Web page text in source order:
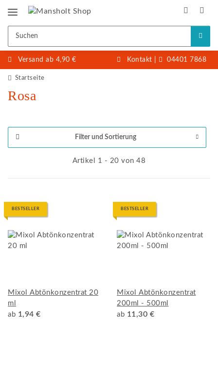
Versand ab 4,90 € Kontakt 04401 7868
Startseite
Rosa
Filter und Sortierung
Artikel 1 - 20 von 48
BESTSELLER
Mixol Abtönkonzentrat 20
ml
ab 1,94 €
BESTSELLER
Mixol Abtönkonzentrat
200ml - 500ml
ab 11,30 €